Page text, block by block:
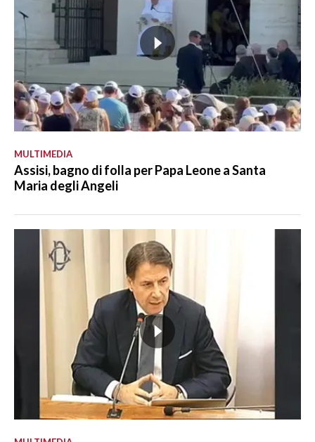
MULTIMEDIA
Assisi, bagno di folla per Papa Leone a Santa
Maria degli Angeli